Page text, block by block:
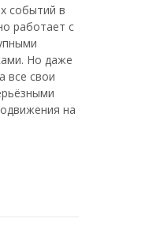
событий в
работает с
Но даже
все свои
на